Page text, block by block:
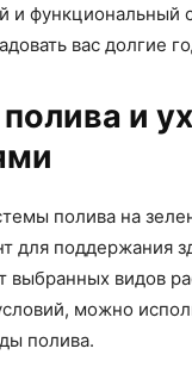
и функциональный
вас долгие
и
полива на
для поддержания
выбранных видов
можно
полива.